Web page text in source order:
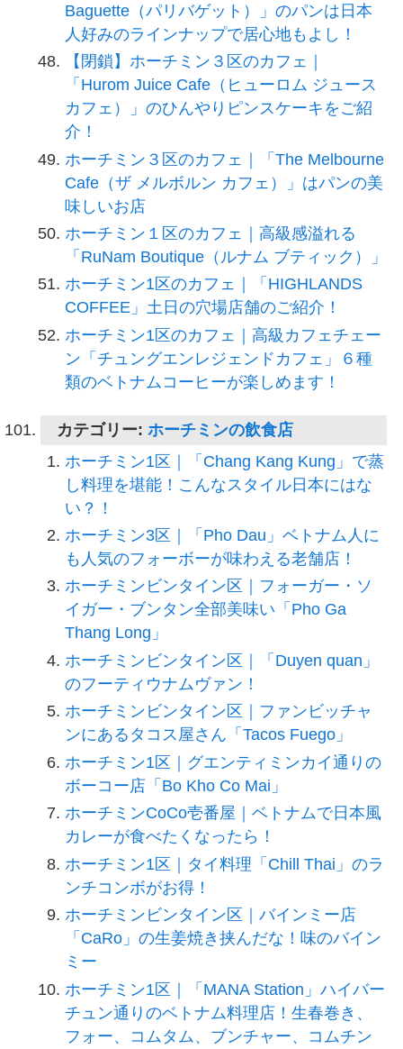
Baguette（パリバゲット）」のパンは日本
人好みのラインナップで居心地もよし！
【閉鎖】ホーチミン３区のカフェ｜
「Hurom Juice Cafe（ヒューロム ジュース
カフェ）」のひんやりピンスケーキをご紹
介！
ホーチミン３区のカフェ｜「The Melbourne
Cafe（ザ メルボルン カフェ）」はパンの美
味しいお店
ホーチミン１区のカフェ｜高級感溢れる
「RuNam Boutique（ルナム ブティック）」
ホーチミン1区のカフェ｜「HIGHLANDS
COFFEE」土日の穴場店舗のご紹介！
ホーチミン1区のカフェ｜高級カフェチェー
ン「チュングエンレジェンドカフェ」６種
類のベトナムコーヒーが楽しめます！
カテゴリー: ホーチミンの飲食店
ホーチミン1区｜「Chang Kang Kung」で蒸
し料理を堪能！こんなスタイル日本にはな
い？！
ホーチミン3区｜「Pho Dau」ベトナム人に
も人気のフォーボーが味わえる老舗店！
ホーチミンビンタイン区｜フォーガー・ソ
イガー・ブンタン全部美味い「Pho Ga
Thang Long」
ホーチミンビンタイン区｜「Duyen quan」
のフーティウナムヴァン！
ホーチミンビンタイン区｜ファンビッチャ
ンにあるタコス屋さん「Tacos Fuego」
ホーチミン1区｜グエンティミンカイ通りの
ボーコー店「Bo Kho Co Mai」
ホーチミンCoCo壱番屋｜ベトナムで日本風
カレーが食べたくなったら！
ホーチミン1区｜タイ料理「Chill Thai」のラ
ンチコンボがお得！
ホーチミンビンタイン区｜バインミー店
「CaRo」の生姜焼き挟んだな！味のバイン
ミー
ホーチミン1区｜「MANA Station」ハイバー
チュン通りのベトナム料理店！生春巻き、
フォー、コムタム、ブンチャー、コムチン